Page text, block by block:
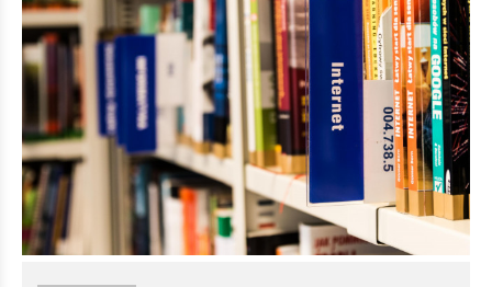
în creșterea motivației